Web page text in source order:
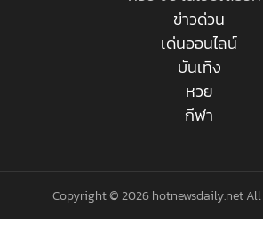
ข่าวด่วน
เด่นออนไลน์
บันเทิง
หวย
กีฬา
Copyright © 2026 hotnewsdaily.net